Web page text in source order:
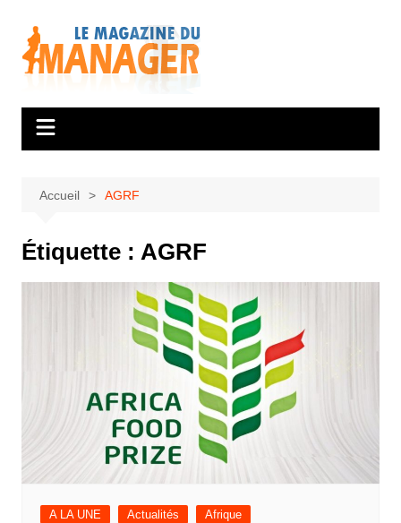
contenu
Accueil AGRF
Étiquette : AGRF
A LA UNE Actualités Afrique